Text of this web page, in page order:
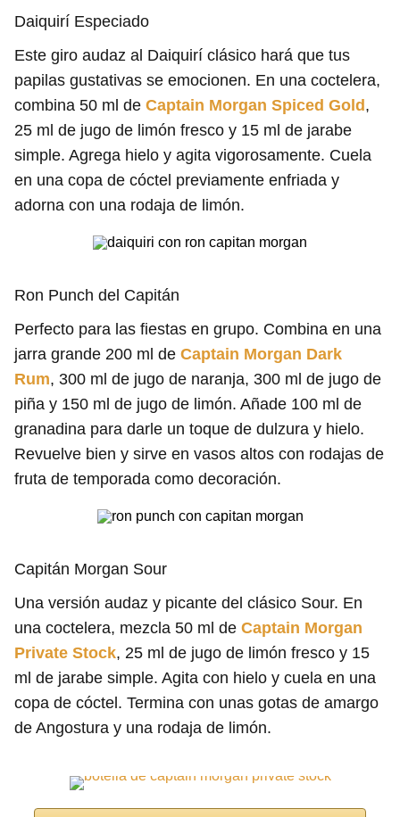
Daiquirí Especiado
Este giro audaz al Daiquirí clásico hará que tus
papilas gustativas se emocionen. En una coctelera,
combina 50 ml de Captain Morgan Spiced Gold ,
25 ml de jugo de limón fresco y 15 ml de jarabe
simple. Agrega hielo y agita vigorosamente. Cuela
en una copa de cóctel previamente enfriada y
adorna con una rodaja de limón.
Ron Punch del Capitán
Perfecto para las fiestas en grupo. Combina en una
jarra grande 200 ml de Captain Morgan Dark
Rum, 300 ml de jugo de naranja, 300 ml de jugo de
piña y 150 ml de jugo de limón. Añade 100 ml de
granadina para darle un toque de dulzura y hielo.
Revuelve bien y sirve en vasos altos con rodajas de
fruta de temporada como decoración.
Capitán Morgan Sour
Una versión audaz y picante del clásico Sour. En
una coctelera, mezcla 50 ml de Captain Morgan
Private Stock, 25 ml de jugo de limón fresco y 15
ml de jarabe simple. Agita con hielo y cuela en una
copa de cóctel. Termina con unas gotas de amargo
de Angostura y una rodaja de limón.